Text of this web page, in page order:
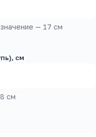
— 17 см
см
см